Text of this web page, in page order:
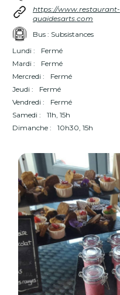
https://www.restaurant-
quaidesarts.com
Bus : Subsistances
Lundi :
Fermé
Mardi :
Fermé
Mercredi :
Fermé
Jeudi :
Fermé
Vendredi :
Fermé
Samedi :
11h, 15h
Dimanche :
10h30, 15h